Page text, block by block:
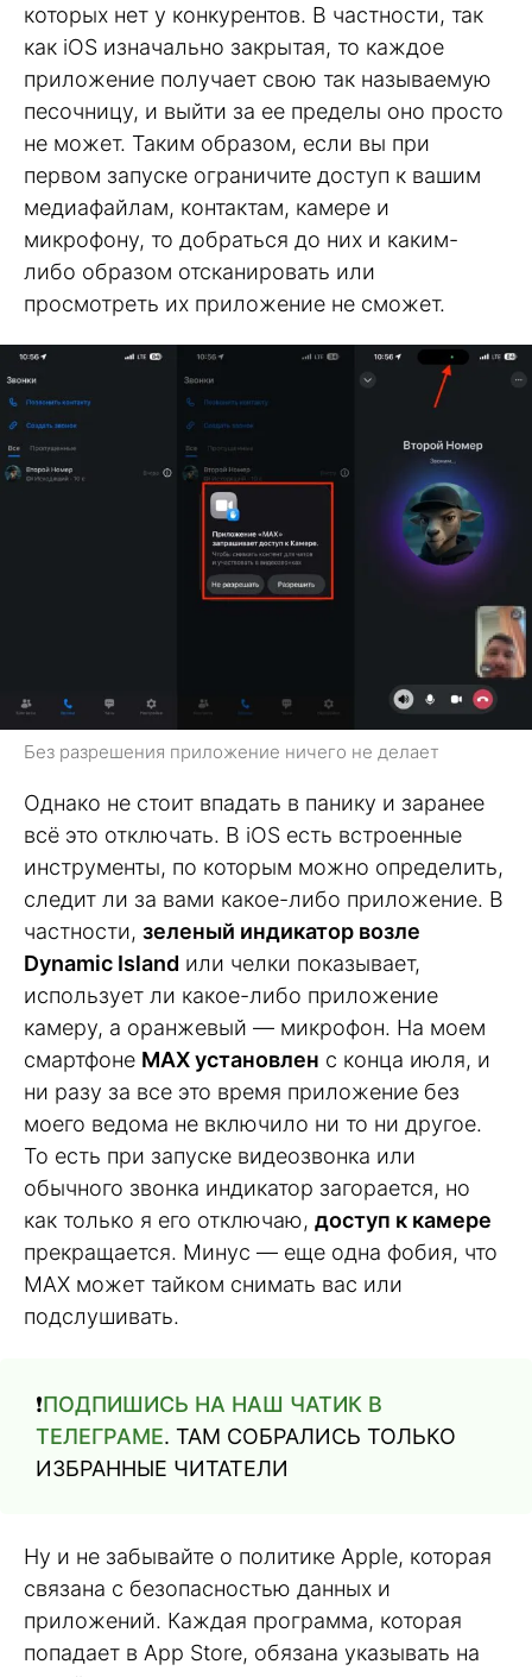
которых нет у конкурентов. В частности, так
как iOS изначально закрытая, то каждое
приложение получает свою так называемую
песочницу, и выйти за ее пределы оно просто
не может. Таким образом, если вы при
первом запуске ограничите доступ к вашим
медиафайлам, контактам, камере и
микрофону, то добраться до них и каким-
либо образом отсканировать или
просмотреть их приложение не сможет.
Без разрешения приложение ничего не делает
Однако не стоит впадать в панику и заранее
всё это отключать. В iOS есть встроенные
инструменты, по которым можно определить,
следит ли за вами какое-либо приложение. В
частности, зеленый индикатор возле
Dynamic Island или челки показывает,
использует ли какое-либо приложение
камеру, а оранжевый — микрофон. На моем
смартфоне MAX установлен с конца июля, и
ни разу за все это время приложение без
моего ведома не включило ни то ни другое.
То есть при запуске видеозвонка или
обычного звонка индикатор загорается, но
как только я его отключаю, доступ к камере
прекращается. Минус — еще одна фобия, что
MAX может тайком снимать вас или
подслушивать.
❗️ПОДПИШИСЬ НА НАШ ЧАТИК В
ТЕЛЕГРАМЕ. ТАМ СОБРАЛИСЬ ТОЛЬКО
ИЗБРАННЫЕ ЧИТАТЕЛИ
Ну и не забывайте о политике Apple, которая
связана с безопасностью данных и
приложений. Каждая программа, которая
попадает в App Store, обязана указывать на